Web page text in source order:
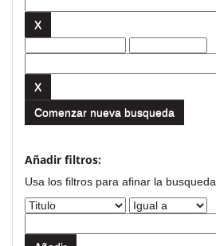
Comenzar nueva busqueda
Añadir filtros:
Usa los filtros para afinar la busqueda.